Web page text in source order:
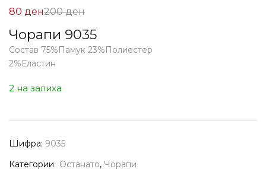
Чорапи 9035
80 денЦена
Попуст:
80 ден.
200денНормална
200 ден.
Состав 75%Памук 23%Полиестер
2%Еластин
2 на залиха
Шифра: 9035
Категории
Останато, Чорапи